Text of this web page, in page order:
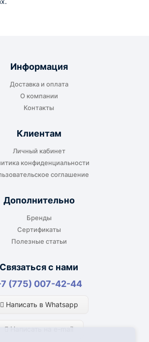
Информация
Доставка и оплата
О компании
Контакты
Клиентам
Личный кабинет
конфиденциальности
соглашение
Дополнительно
Бренды
Сертификаты
Полезные статьи
Связаться с нами
(775) 007-42-44
Написать в Whatsapp
Написать на e-mail